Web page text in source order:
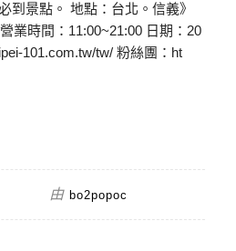
到景點。 地點：台北。信義》
業時間：11:00~21:00 日期：20
101.com.tw/tw/ 粉絲團：ht
由 bo2popoc